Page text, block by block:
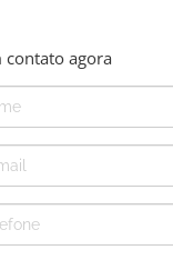
contato agora